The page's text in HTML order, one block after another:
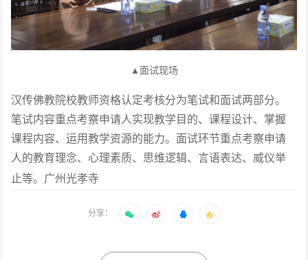
▲ 面试现场
汉传佛教院校教师资格认定考核分为笔试和面试两部分。
笔试内容重点考察申请人实现教学目的、课程设计、掌握
课程内容、运用教学资源的能力。面试环节重点考察申请
人的教育理念、心理素质、思维逻辑、言语表达、威仪举
止等。 广州光孝寺
分享：